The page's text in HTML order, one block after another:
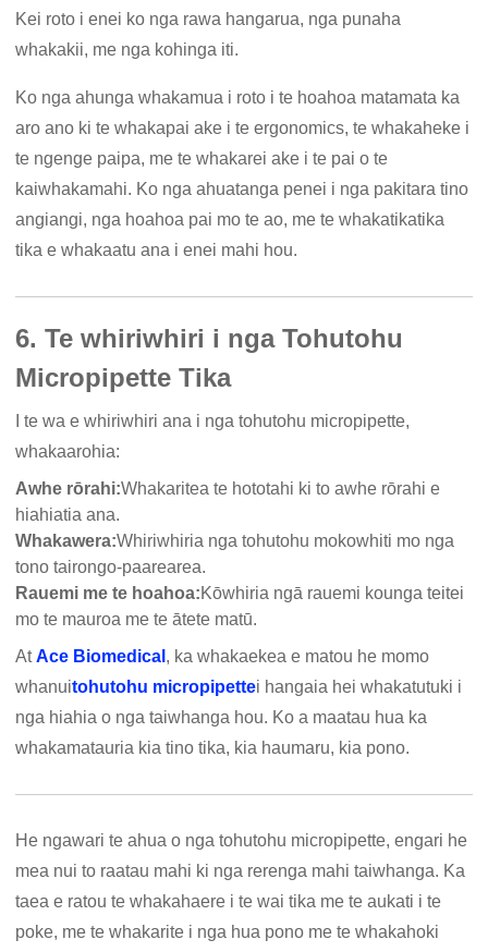
Kei roto i enei ko nga rawa hangarua, nga punaha
whakakii, me nga kohinga iti.
Ko nga ahunga whakamua i roto i te hoahoa matamata ka
aro ano ki te whakapai ake i te ergonomics, te whakaheke i
te ngenge paipa, me te whakarei ake i te pai o te
kaiwhakamahi. Ko nga ahuatanga penei i nga pakitara tino
angiangi, nga hoahoa pai mo te ao, me te whakatikatika
tika e whakaatu ana i enei mahi hou.
6. Te whiriwhiri i nga Tohutohu
Micropipette Tika
I te wa e whiriwhiri ana i nga tohutohu micropipette,
whakaarohia:
Awhe rōrahi:Whakaritea te hototahi ki to awhe rōrahi e
hiahiatia ana.
Whakawera:Whiriwhiria nga tohutohu mokowhiti mo nga
tono tairongo-paarearea.
Rauemi me te hoahoa:Kōwhiria ngā rauemi kounga teitei
mo te mauroa me te ātete matū.
AtAce Biomedical , ka whakaekea e matou he momo
whanuitohutohu micropipettei hangaia hei whakatutuki i
nga hiahia o nga taiwhanga hou. Ko a maatau hua ka
whakamatauria kia tino tika, kia haumaru, kia pono.
He ngawari te ahua o nga tohutohu micropipette, engari he
mea nui to raatau mahi ki nga rerenga mahi taiwhanga. Ka
taea e ratou te whakahaere i te wai tika me te aukati i te
poke, me te whakarite i nga hua pono me te whakahoki